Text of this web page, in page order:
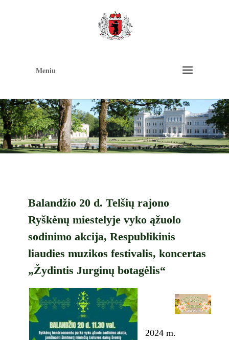
Meniu
Balandžio 20 d. Telšių rajono
Ryškėnų miestelyje vyko ąžuolo
sodinimo akcija, Respublikinis
liaudies muzikos festivalis, koncertas
„Žydintis Jurginų botagėlis“
2024 m.